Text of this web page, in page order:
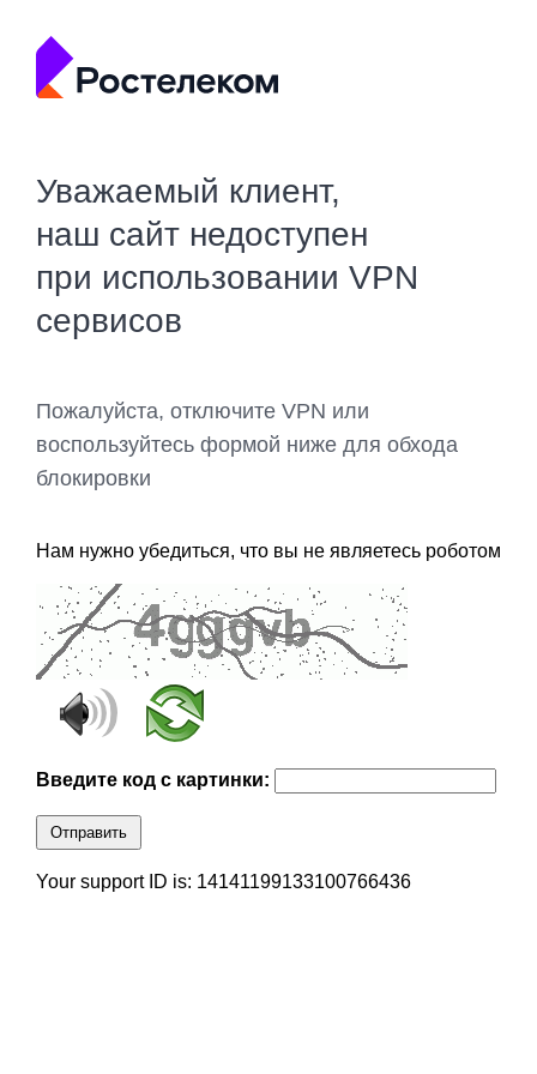
Уважаемый клиент,
наш сайт недоступен
при использовании VPN
сервисов
Пожалуйста, отключите VPN или
воспользуйтесь формой ниже для обхода
блокировки
Нам нужно убедиться, что вы не являетесь роботом
Введите код с картинки:
Отправить
Your support ID is: 14141199133100766436